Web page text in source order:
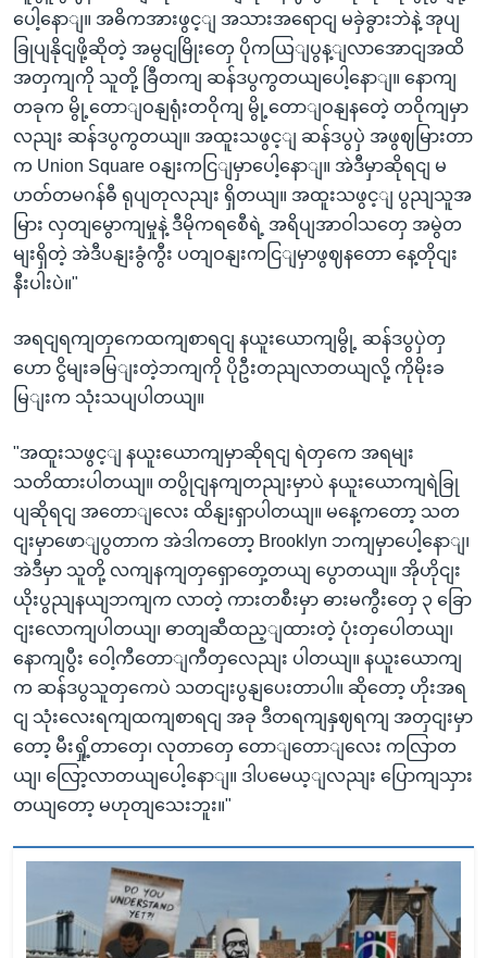
ပေါ့နောျ။ အဓိကအားဖွင့ျ အသားအရောငျ မခှဲခွားဘဲနဲ့ အုပျ
ခြုပျနိုငျဖို့ဆိုတဲ့ အမွငျမြိုးတှေ ပိုကယြျပွန့ျလာအောငျအထိ
အတှကျကို သူတို့ ခြီတကျ ဆန်ဒပွကွတယျပေါ့နောျ။ နောကျ
တခုက မွို့တောျဝနျရုံးတဝိုကျ မွို့တောျဝနျနတေဲ့ တဝိုကျမှာ
လညျး ဆန်ဒပွကွတယျ။ အထူးသဖွင့ျ ဆန်ဒပွပှဲ အဖွဈမြားတာ
က Union Square ဝနျးကငြျမှာပေါ့နောျ။ အဲဒီမှာဆိုရငျ မ
ဟတ်တမဂန်ဓီ ရုပျတုလညျး ရှိတယျ။ အထူးသဖွင့ျ ပွညျသူအ
မြား လှတျမွောကျမှုနဲ့ ဒီမိုကရစေီရဲ့ အရိပျအာဝါသတှေ အမွဲတ
မျးရှိတဲ့ အဲဒီပနျးခွံကွီး ပတျဝနျးကငြျမှာဖွဈနတော နေ့တိုငျး
နီးပါးပဲ။"
အရငျရကျတှကေထကျစာရငျ နယူးယောကျမွို့ ဆန်ဒပွပှဲတှ
ဟော ငွိမျးခမြျးတဲ့ဘကျကို ပိုဦးတညျလာတယျလို့ ကိုမိုးခ
မြျးက သုံးသပျပါတယျ။
"အထူးသဖွင့ျ နယူးယောကျမှာဆိုရငျ ရဲတှကေ အရမျး
သတိထားပါတယျ။ တပွိုငျနကျတညျးမှာပဲ နယူးယောကျရဲခြု
ပျဆိုရငျ အတောျလေး ထိနျးရှာပါတယျ။ မနေ့ကတော့ သတ
ငျးမှာဖောျပွတာက အဲဒါကတော့ Brooklyn ဘကျမှာပေါ့နောျ၊
အဲဒီမှာ သူတို့ လကျနကျတှရှောတှေ့တယျ ပွောတယျ။ အိုဟိုငျး
ယိုးပွညျနယျဘကျက လာတဲ့ ကားတစီးမှာ ဓားမကွီးတှေ ၃ ခြော
ငျးလောကျပါတယျ၊ ဓာတျဆီထည့ျထားတဲ့ ပုံးတှပေါတယျ၊
နောကျပွီး ဝေါ့ကီတောျကီတှလေညျး ပါတယျ။ နယူးယောကျ
က ဆန်ဒပွသူတှကေပဲ သတငျးပွနျပေးတာပါ။ ဆိုတော့ ဟိုးအရ
ငျ သုံးလေးရကျထကျစာရငျ အခု ဒီတရကျနှဈရကျ အတှငျးမှာ
တော့ မီးရှို့တာတှေ၊ လုတာတှေ တောျတောျလေး ကလြာတ
ယျ၊ လြော့လာတယျပေါ့နောျ။ ဒါပမေယ့ျလညျး ပြောကျသှား
တယျတော့ မဟုတျသေးဘူး။"